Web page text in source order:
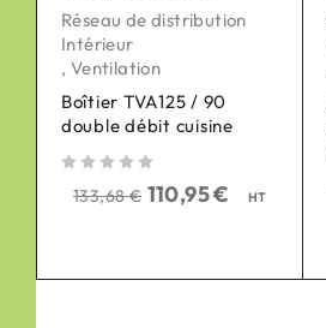
Réseau de distribution
Intérieur
, Ventilation
Boîtier TVA125 / 90
double débit cuisine
133,68€ 110,95€ HT